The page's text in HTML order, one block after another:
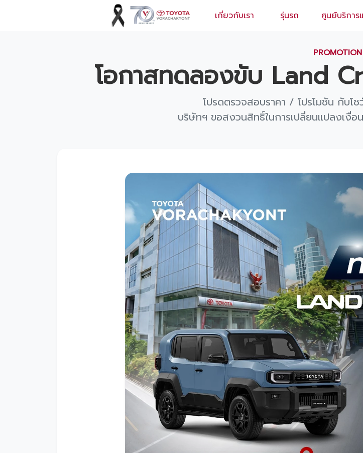
EN
โปรโมชั่นบริการหลังการขาย
ติดต่อเราและนัด
เกี่ยวกับเรา รุ่นรถ ศูนย์บริการ
PROMOTION
โอกาสทดลองขับ Land
โปรดตรวจสอบราคา / โปรโมชัน กับโ
บริษัทฯ ขอสงวนสิทธิ์ในการเปลี่ยนแปลงเงื่อ